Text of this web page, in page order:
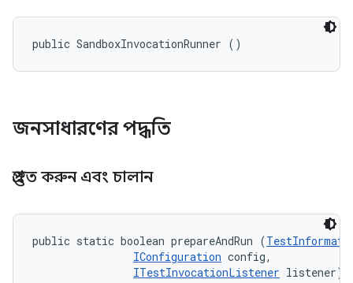
public SandboxInvocationRunner ()
জনসাধারণের পদ্ধতি
প্রস্তুত করুন এবং চালান
public static boolean prepareAndRun (
IConfiguration config,
ITestInvocationListener listener)